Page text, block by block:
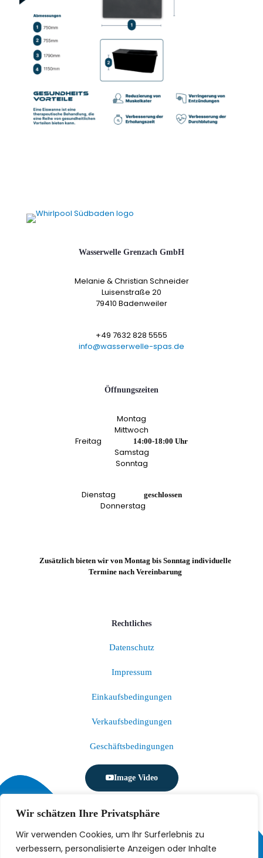
Wir schätzen Ihre Privatsphäre
Wir verwenden Cookies, um Ihr Surferlebnis zu
verbessern, personalisierte Anzeigen oder Inhalte
Wasserwelle Grenzach GmbH
Melanie & Christian Schneider
Luisenstraße 20
79410 Badenweiler
+49 7632 828 5555
info@wasserwelle-spas.de
Öffnungszeiten
Montag
Mittwoch
Freitag
14:00-18:00 Uhr
Samstag
Sonntag
Dienstag geschlossen
Donnerstag
Zusätzlich bieten wir von Montag bis Sonntag individuelle
Termine nach Vereinbarung
Rechtliches
Datenschutz
Impressum
Einkaufsbedingungen
Verkaufsbedingungen
Geschäftsbedingungen
Image Video